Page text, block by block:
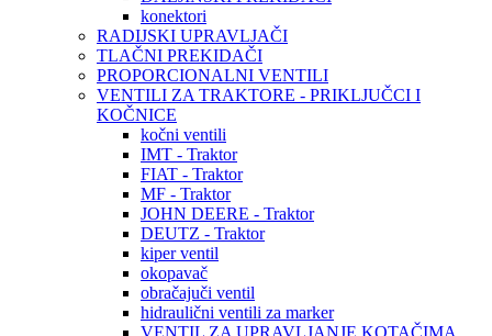
konektori
RADIJSKI UPRAVLJAČI
TLAČNI PREKIDAČI
PROPORCIONALNI VENTILI
VENTILI ZA TRAKTORE - PRIKLJUČCI I
KOČNICE
kočni ventili
IMT - Traktor
FIAT - Traktor
MF - Traktor
JOHN DEERE - Traktor
DEUTZ - Traktor
kiper ventil
okopavač
obračajuči ventil
hidraulični ventili za marker
VENTIL ZA UPRAVLJANJE KOTAČIMA